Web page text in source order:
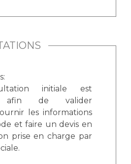
(CDU)
Usagers
initiale est
afin de valider
les informations
et faire un devis en
prise en charge par